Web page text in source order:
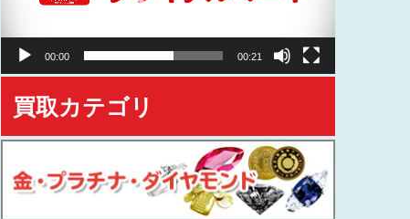
ヤ
00:00 00:21
買取カテゴリ